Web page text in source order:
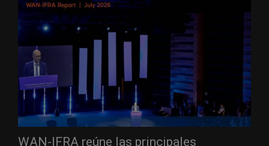
WAN-IFRA reúne las principales